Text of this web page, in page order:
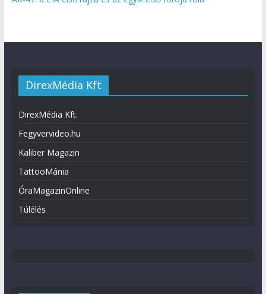
DirexMédia Kft
DirexMédia Kft.
Fegyvervideo.hu
Kaliber Magazin
TattooMánia
ÓraMagazinOnline
Túlélés